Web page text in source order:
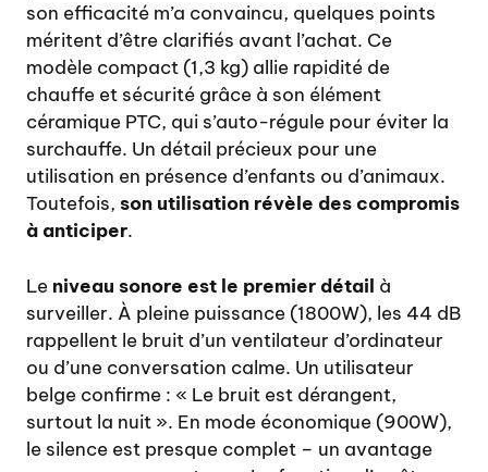
son efficacité m’a convaincu, quelques points
méritent d’être clarifiés avant l’achat. Ce
modèle compact (1,3 kg) allie rapidité de
chauffe et sécurité grâce à son élément
céramique PTC, qui s’auto-régule pour éviter la
surchauffe. Un détail précieux pour une
utilisation en présence d’enfants ou d’animaux.
Toutefois, son utilisation révèle des compromis
à anticiper.
Le niveau sonore est le premier détail à
surveiller. À pleine puissance (1800W), les 44 dB
rappellent le bruit d’un ventilateur d’ordinateur
ou d’une conversation calme. Un utilisateur
belge confirme : « Le bruit est dérangent,
surtout la nuit ». En mode économique (900W),
le silence est presque complet – un avantage